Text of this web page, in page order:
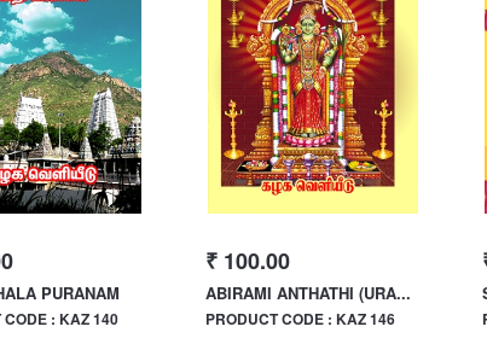
PURANAM
CODE : KAZ 140
₹ 100.00
ABIRAMI ANTHATHI (URA...
PRODUCT CODE : KAZ 146